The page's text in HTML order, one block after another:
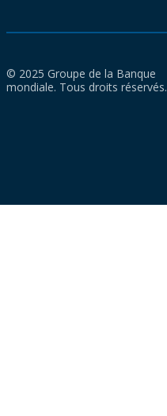
© 2025 Groupe de la Banque
mondiale. Tous droits réservés.